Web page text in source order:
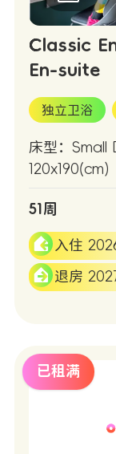
Classic
En-suite
独立卫浴
床型：Small
120x190(cm)
51周
入住
退房
已租满